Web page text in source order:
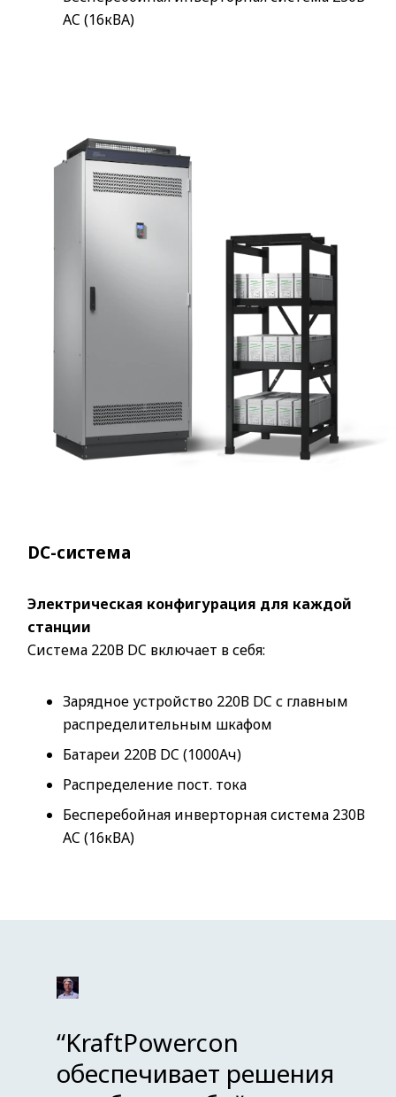
AC (16кВА)
DC-система
Электрическая конфигурация для каждой
станции
Система 220В DC включает в себя:
Зарядное устройство 220В DC с главным
распределительным шкафом
Батареи 220В DC (1000Ач)
Распределение пост. тока
Бесперебойная инверторная система 230В
AC (16кВА)
“KraftPowercon
обеспечивает решения